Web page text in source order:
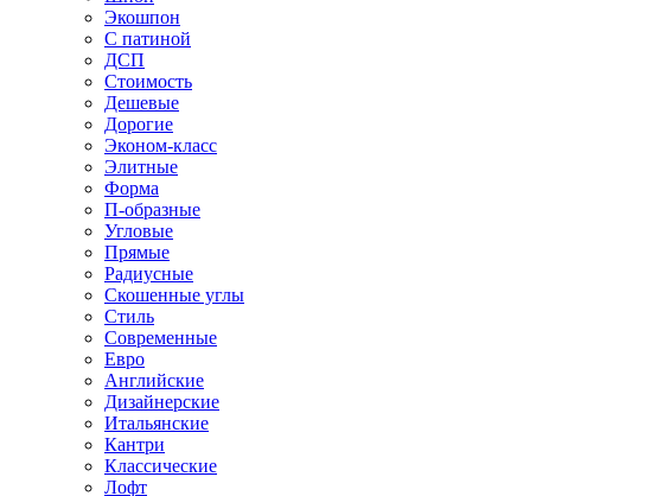
Экошпон
С патиной
ДСП
Стоимость
Дешевые
Дорогие
Эконом-класс
Элитные
Форма
П-образные
Угловые
Прямые
Радиусные
Скошенные углы
Стиль
Современные
Евро
Английские
Дизайнерские
Итальянские
Кантри
Классические
Лофт